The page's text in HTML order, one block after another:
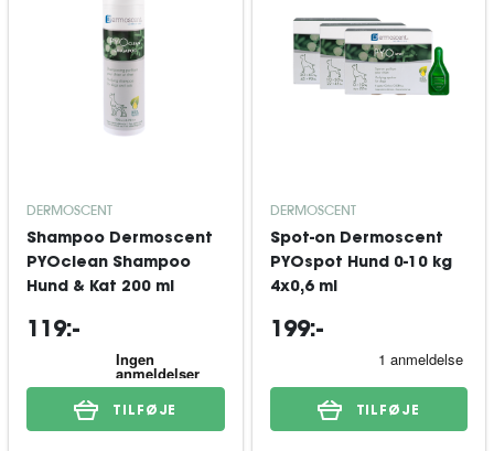
DERMOSCENT
Shampoo Dermoscent
PYOclean Shampoo
Hund & Kat 200 ml
119:-
TILFØJE
DERMOSCENT
Spot-on Dermoscent
PYOspot Hund 0-10 kg
4x0,6 ml
199:-
TILFØJE